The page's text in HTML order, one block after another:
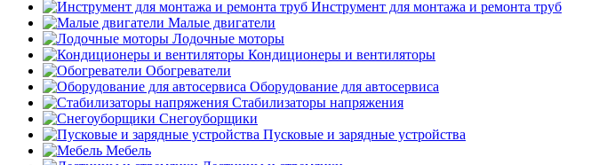
Инструмент для монтажа и ремонта труб
Малые двигатели
Лодочные моторы
Кондиционеры и вентиляторы
Обогреватели
Оборудование для автосервиса
Стабилизаторы напряжения
Снегоуборщики
Пусковые и зарядные устройства
Мебель